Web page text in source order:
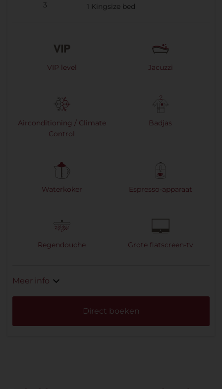
3 1 Kingsize bed
VIP level Jacuzzi
Airconditioning / Climate
Control
Badjas
Waterkoker Espresso-apparaat
Regendouche Grote flatscreen-tv
Meer info
Direct boeken